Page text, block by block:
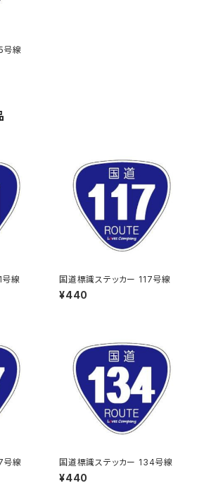
号線
号線 国道標識ステッカー 117号線
¥440
号線 国道標識ステッカー 134号線
¥440